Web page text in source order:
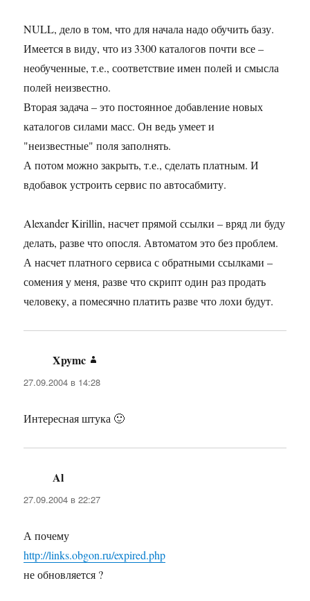
NULL, дело в том, что для начала надо обучить базу.
Имеется в виду, что из 3300 каталогов почти все –
необученные, т.е., соответствие имен полей и смысла
полей неизвестно.
Вторая задача – это постоянное добавление новых
каталогов силами масс. Он ведь умеет и
"неизвестные" поля заполнять.
А потом можно закрыть, т.е., сделать платным. И
вдобавок устроить сервис по автосабмиту.
Alexander Kirillin, насчет прямой ссылки – вряд ли буду
делать, разве что опосля. Автоматом это без проблем.
А насчет платного сервиса с обратными ссылками –
сомения у меня, разве что скрипт один раз продать
человеку, а помесячно платить разве что лохи будут.
Xpymc
27.09.2004 в 14:28
Интересная штука 🙂
Al
27.09.2004 в 22:27
А почему
http://links.obgon.ru/expired.php
не обновляется ?